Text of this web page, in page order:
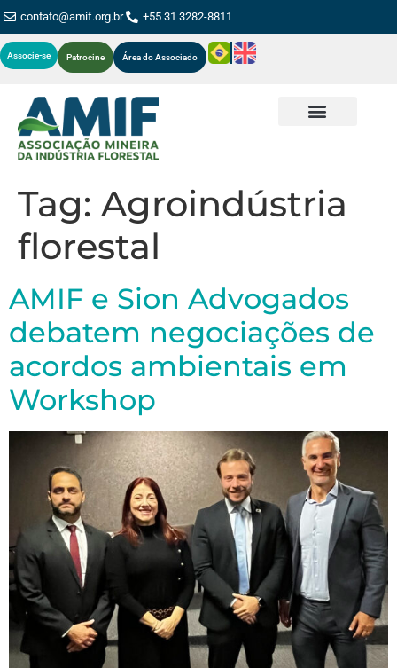
contato@amif.org.br +55 31 3282-8811
Associe-se Patrocine Área do Associado
Tag: Agroindústria
florestal
AMIF e Sion Advogados
debatem negociações de
acordos ambientais em
Workshop